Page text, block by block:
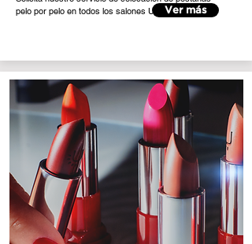
pelo por pelo en todos los salones UMARA del país.
Ver más